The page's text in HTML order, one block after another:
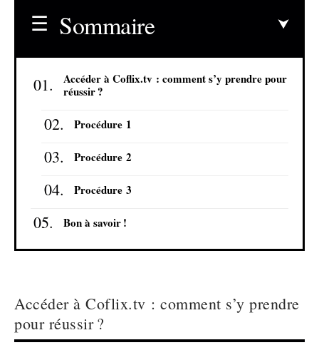
Sommaire
Accéder à Coflix.tv : comment s’y prendre pour
réussir ?
Procédure 1
Procédure 2
Procédure 3
Bon à savoir !
Accéder à Coflix.tv : comment s’y prendre
pour réussir ?